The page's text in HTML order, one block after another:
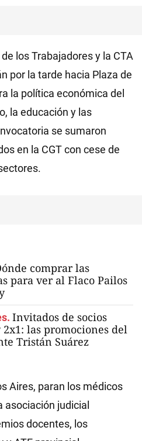
los Trabajadores y la CTA
por la tarde hacia Plaza de
la política económica del
la educación y las
se sumaron
en la CGT con cese de
comprar las
para ver al Flaco Pailos
Invitados de socios
2x1: las promociones del
Tristán Suárez
Aires, paran los médicos
asociación judicial
docentes, los